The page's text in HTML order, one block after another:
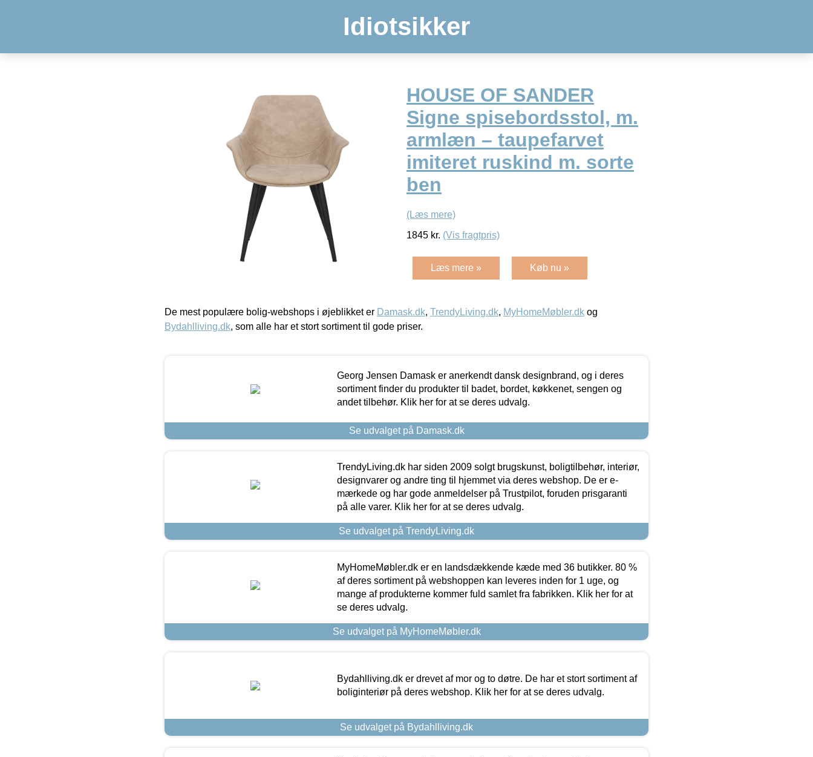
Idiotsikker
HOUSE OF SANDER
Signe spisebordsstol, m.
armlæn – taupefarvet
imiteret ruskind m. sorte
ben
(Læs mere)
1845 kr. (Vis fragtpris)
Læs mere » Køb nu »
De mest populære bolig-webshops i øjeblikket er Damask.dk, TrendyLiving.dk, MyHomeMøbler.dk og
Bydahlliving.dk, som alle har et stort sortiment til gode priser.
Georg Jensen Damask er anerkendt dansk designbrand, og i deres
sortiment finder du produkter til badet, bordet, køkkenet, sengen og
andet tilbehør. Klik her for at se deres udvalg.
Se udvalget på Damask.dk
TrendyLiving.dk har siden 2009 solgt brugskunst, boligtilbehør, interiør,
designvarer og andre ting til hjemmet via deres webshop. De er e-
mærkede og har gode anmeldelser på Trustpilot, foruden prisgaranti
på alle varer. Klik her for at se deres udvalg.
Se udvalget på TrendyLiving.dk
MyHomeMøbler.dk er en landsdækkende kæde med 36 butikker. 80 %
af deres sortiment på webshoppen kan leveres inden for 1 uge, og
mange af produkterne kommer fuld samlet fra fabrikken. Klik her for at
se deres udvalg.
Se udvalget på MyHomeMøbler.dk
Bydahlliving.dk er drevet af mor og to døtre. De har et stort sortiment af
boliginteriør på deres webshop. Klik her for at se deres udvalg.
Se udvalget på Bydahlliving.dk